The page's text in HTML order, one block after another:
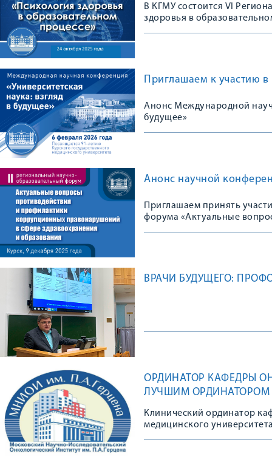
В КГМУ состоится VI
здоровья в
Приглашаем к участию
Анонс Международной
будущее»
Анонс научной
Приглашаем принять
форума «Актуальные
ВРАЧИ БУДУЩЕГО:
ОРДИНАТОР КАФЕДРЫ
ЛУЧШИМ
Клинический ординатор
медицинского